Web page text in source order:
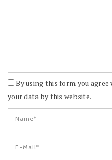
By using this form you
your data by this website.